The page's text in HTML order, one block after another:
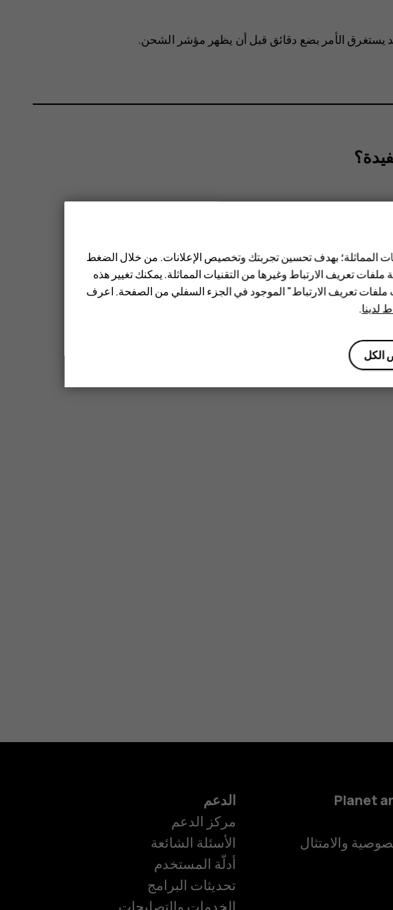
يستغرق الأمر بضع دقائق قبل أن يظهر مؤشر الشحن.
Planet
والامتثال
الدعم
مركز الدعم
الأسئلة الشائعة
أدلّة المستخدم
تحديثات البرامج
المماثلة؛ بهدف تحسين تجربتك وتخصيص الإعلانات. من خلال الضغط
تعريف الارتباط وغيرها من التقنيات المماثلة. يمكنك تغيير هذه
ملفات تعريف الارتباط" الموجود في الجزء السفلي من الصفحة. اعرف
لدينا.
الكل